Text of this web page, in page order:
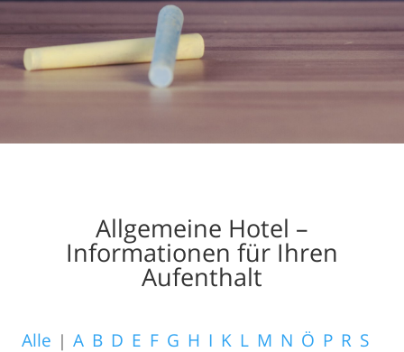
Allgemeine Hotel –
Informationen für Ihren
Aufenthalt
Alle | A B D E F G H I K L M N Ö P R S